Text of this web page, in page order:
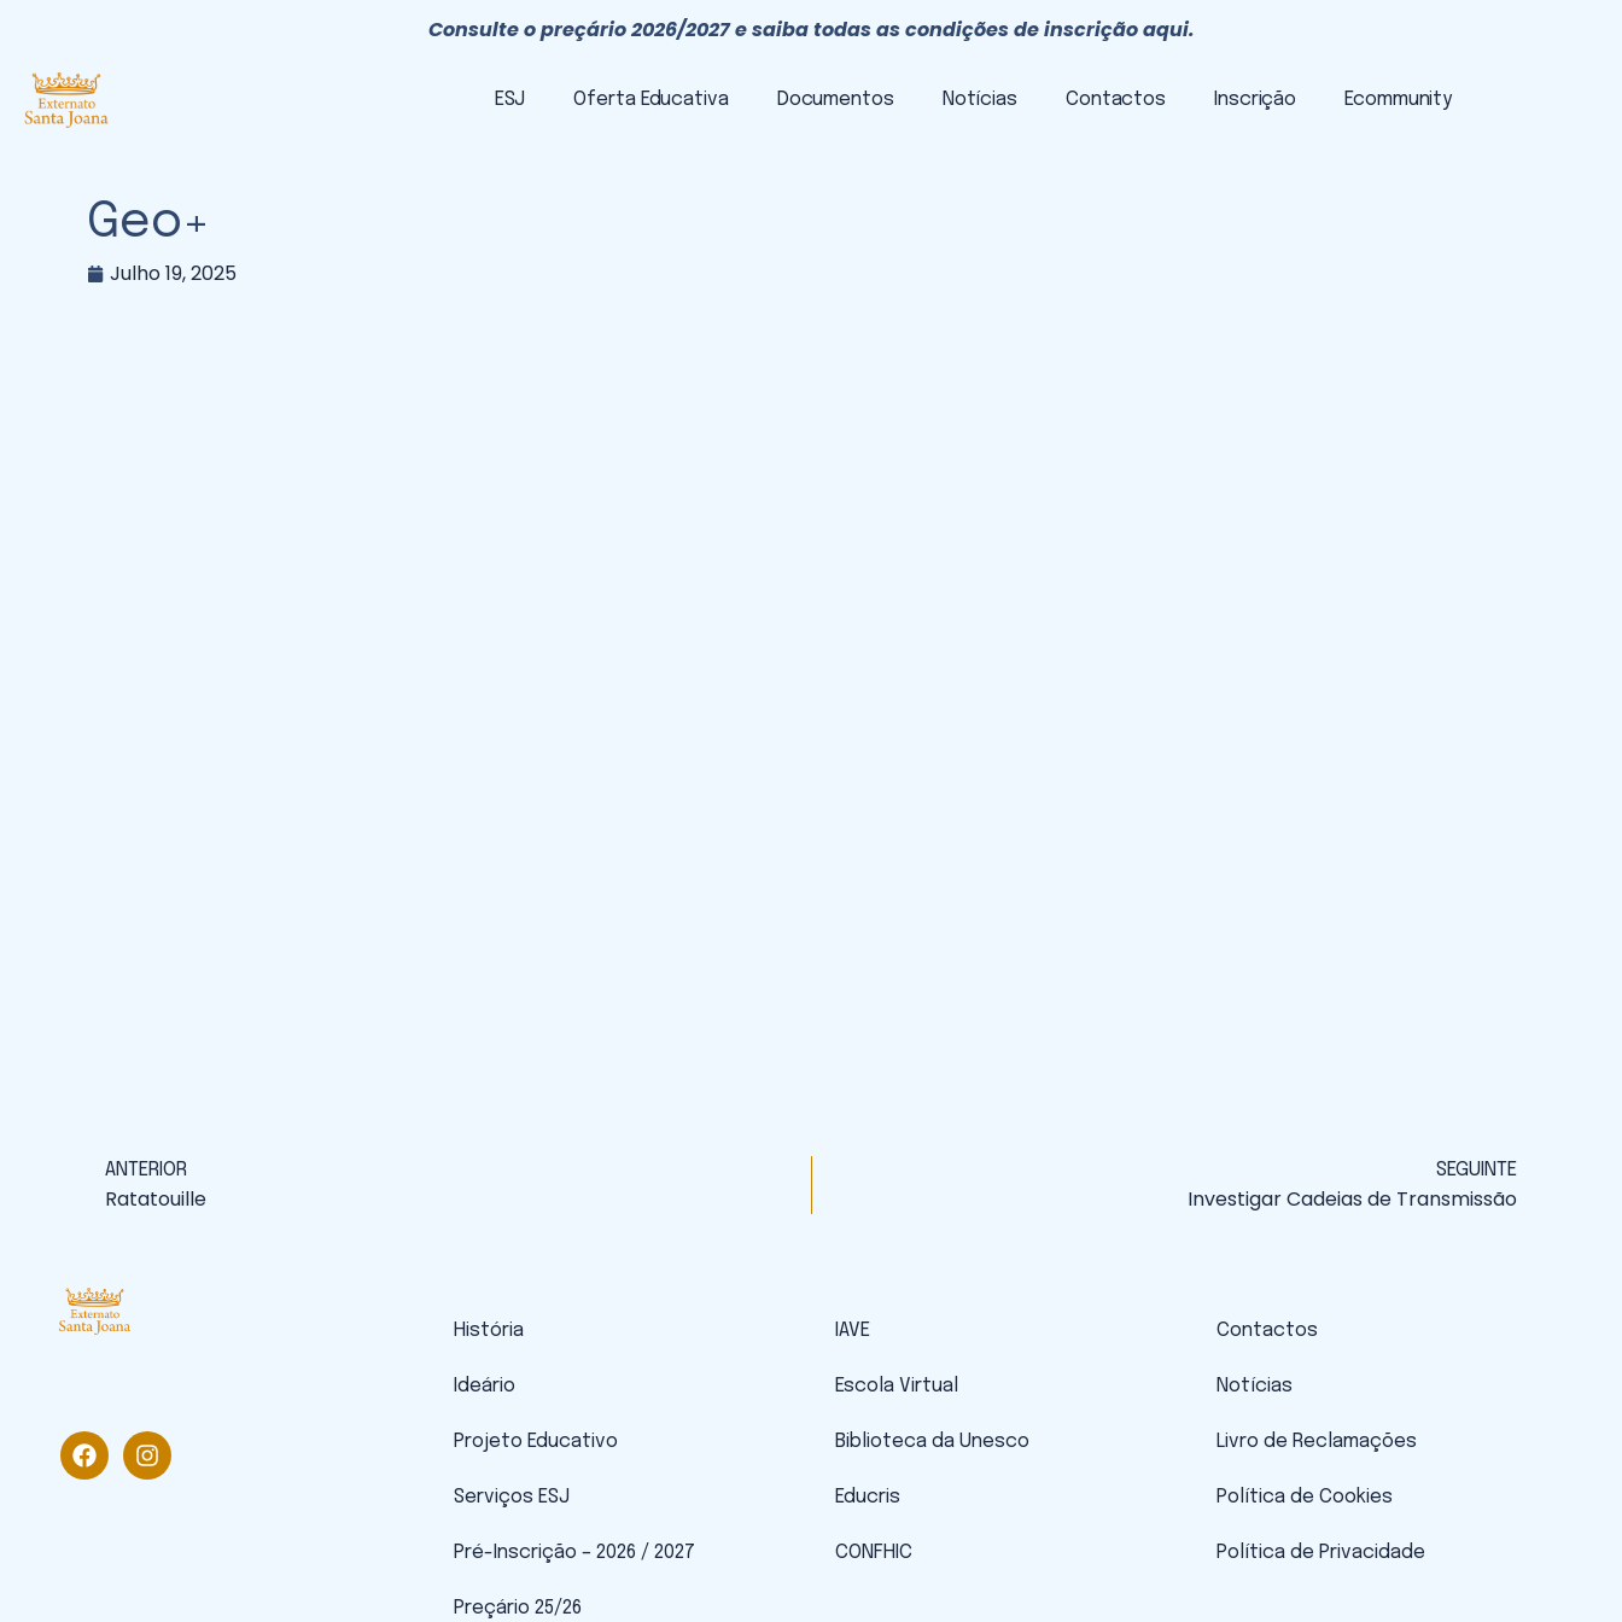
Consulte o preçário 2026/2027 e saiba todas as condições de inscrição aqui.
ESJ Oferta Educativa Documentos Notícias Contactos Inscrição Ecommunity
Geo+
Julho 19, 2025
ANTERIOR
Ratatouille
SEGUINTE
Investigar Cadeias de Transmissão
História
Ideário
Projeto Educativo
Serviços ESJ
Pré-Inscrição – 2026 / 2027
Preçário 25/26
IAVE
Escola Virtual
Biblioteca da Unesco
Educris
CONFHIC
Contactos
Notícias
Livro de Reclamações
Política de Cookies
Política de Privacidade